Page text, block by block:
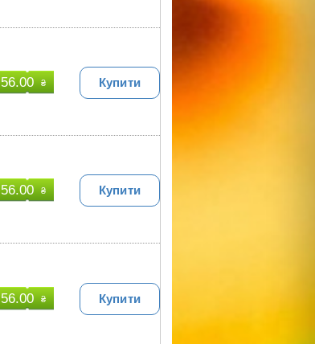
56.00 ₴ Купити
56.00 ₴ Купити
56.00 ₴ Купити